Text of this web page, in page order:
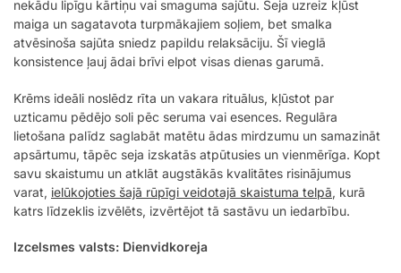
nekādu lipīgu kārtiņu vai smaguma sajūtu. Seja uzreiz kļūst
maiga un sagatavota turpmākajiem soļiem, bet smalka
atvēsinoša sajūta sniedz papildu relaksāciju. Šī vieglā
konsistence ļauj ādai brīvi elpot visas dienas garumā.
Krēms ideāli noslēdz rīta un vakara rituālus, kļūstot par
uzticamu pēdējo soli pēc seruma vai esences. Regulāra
lietošana palīdz saglabāt matētu ādas mirdzumu un samazināt
apsārtumu, tāpēc seja izskatās atpūtusies un vienmērīga. Kopt
savu skaistumu un atklāt augstākās kvalitātes risinājumus
varat, ielūkojoties šajā rūpīgi veidotajā skaistuma telpā, kurā
katrs līdzeklis izvēlēts, izvērtējot tā sastāvu un iedarbību.
Izcelsmes valsts: Dienvidkoreja